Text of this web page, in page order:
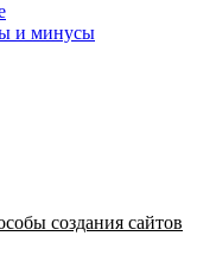
и минусы
создания сайтов